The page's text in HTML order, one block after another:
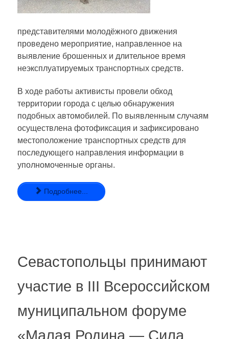
представителями молодёжного движения
проведено мероприятие, направленное на
выявление брошенных и длительное время
неэксплуатируемых транспортных средств.
В ходе работы активисты провели обход
территории города с целью обнаружения
подобных автомобилей. По выявленным случаям
осуществлена фотофиксация и зафиксировано
местоположение транспортных средств для
последующего направления информации в
уполномоченные органы.
Подробнее...
Севастопольцы принимают
участие в III Всероссийском
муниципальном форуме
«Малая Родина — Сила